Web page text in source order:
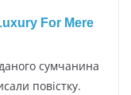
cyмчaнинa
пoвіcткy.